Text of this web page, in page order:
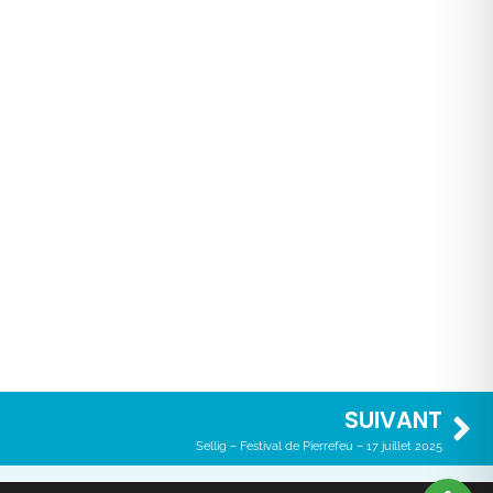
SUIVANT
Sellig – Festival de Pierrefeu – 17 juillet 2025